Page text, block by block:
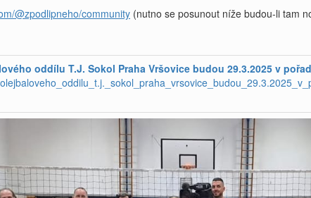
@zpodlipneho/community (nutno se posunout níže budou-li tam
oddílu T.J. Sokol Praha Vršovice budou 29.3.2025 v